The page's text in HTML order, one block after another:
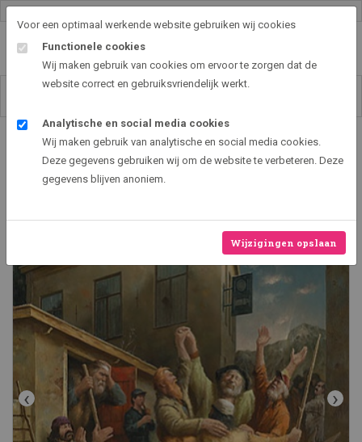
Voor een optimaal werkende website gebruiken wij cookies
Functionele cookies
Wij maken gebruik van cookies om ervoor te zorgen dat de
website correct en gebruiksvriendelijk werkt.
Analytische en social media cookies
Wij maken gebruik van analytische en social media cookies.
Deze gegevens gebruiken wij om de website te verbeteren. Deze
gegevens blijven anoniem.
Wijzigingen opslaan
Art2EXPO GallerySHOP - de leukste kunst cadeau ideeën
Dans van de herders
‹ ›